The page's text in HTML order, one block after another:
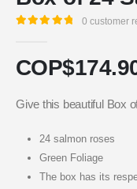
0 customer
COP$
Give this beautiful Box
24 salmon roses
Green Foliage
The box has its